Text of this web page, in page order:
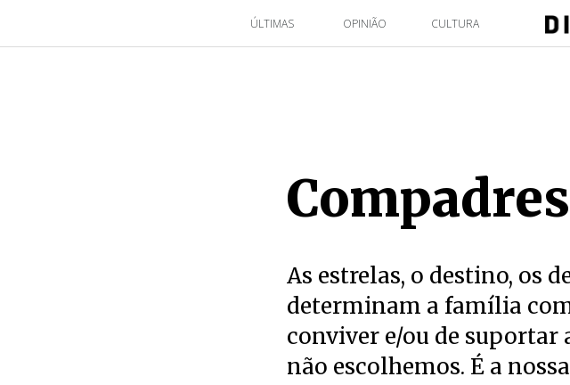
ÚLTIMAS OPINIÃO CULTURA
As estrelas, o destino, os
determinam a família
conviver e/ou de suportar
não escolhemos. É a